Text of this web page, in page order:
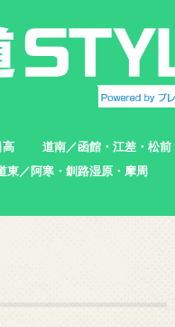
高 道南／函館・江差・松前
函館市
北斗市
七飯町
松前町
江差町
上ノ国町
東／阿寒・釧路湿原・摩周